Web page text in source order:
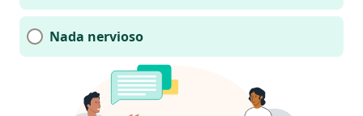
Nada nervioso